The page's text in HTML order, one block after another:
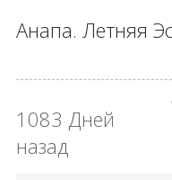
Анапа. Летняя
1083 Дней
назад